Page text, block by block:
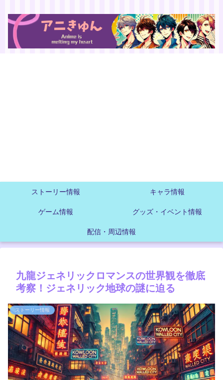
ストーリー情報 キャラ情報
ゲーム情報 グッズ・イベント情報
配信・周辺情報
九龍ジェネリックロマンスの世界観を徹底
考察！ジェネリック地球の謎に迫る
ストーリー情報